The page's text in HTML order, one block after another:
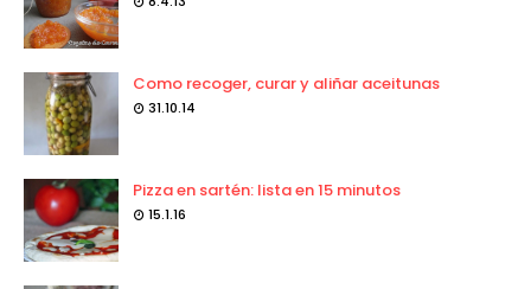
Como recoger, curar y aliñar aceitunas
31.10.14
Pizza en sartén: lista en 15 minutos
15.1.16